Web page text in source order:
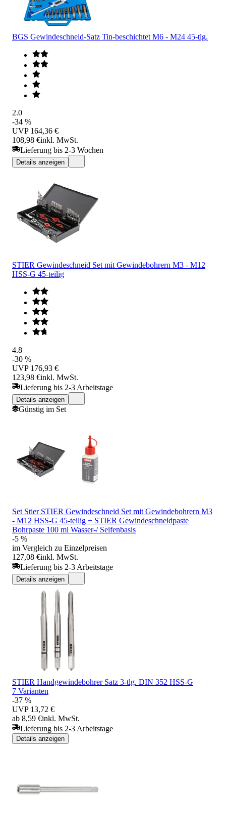
BGS Gewindeschneid-Satz Tin-beschichtet M6 - M24 45-tlg.
2.0
-34 %
UVP 164,36 €
108,98 €inkl. MwSt.
Lieferung bis 2-3 Wochen
Details anzeigen
STIER Gewindeschneid Set mit Gewindebohrern M3 - M12
HSS-G 45-teilig
4.8
-30 %
UVP 176,93 €
123,98 €inkl. MwSt.
Lieferung bis 2-3 Arbeitstage
Details anzeigen
Günstig im Set
Set Stier STIER Gewindeschneid Set mit Gewindebohrern M3
- M12 HSS-G 45-teilig + STIER Gewindeschneidpaste
Bohrpaste 100 ml Wasser-/ Seifenbasis
-5 %
im Vergleich zu Einzelpreisen
127,08 €inkl. MwSt.
Lieferung bis 2-3 Arbeitstage
Details anzeigen
STIER Handgewindebohrer Satz 3-tlg. DIN 352 HSS-G
7 Varianten
-37 %
UVP 13,72 €
ab 8,59 €inkl. MwSt.
Lieferung bis 2-3 Arbeitstage
Details anzeigen